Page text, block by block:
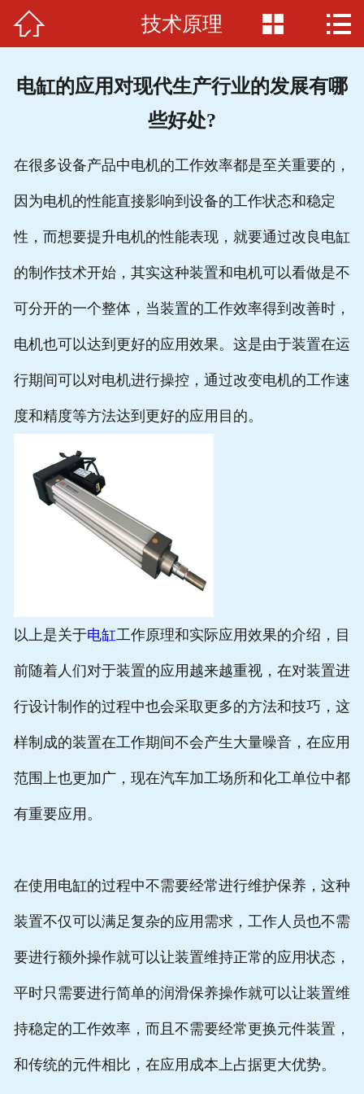
首页
招贤纳士
联系我们
 技术原理  
电缸的应用对现代生产行业的发展有哪
些好处?
在很多设备产品中电机的工作效率都是至关重要的，
因为电机的性能直接影响到设备的工作状态和稳定
性，而想要提升电机的性能表现，就要通过改良电缸
的制作技术开始，其实这种装置和电机可以看做是不
可分开的一个整体，当装置的工作效率得到改善时，
电机也可以达到更好的应用效果。这是由于装置在运
行期间可以对电机进行操控，通过改变电机的工作速
度和精度等方法达到更好的应用目的。
以上是关于电缸工作原理和实际应用效果的介绍，目
前随着人们对于装置的应用越来越重视，在对装置进
行设计制作的过程中也会采取更多的方法和技巧，这
样制成的装置在工作期间不会产生大量噪音，在应用
范围上也更加广，现在汽车加工场所和化工单位中都
有重要应用。
在使用电缸的过程中不需要经常进行维护保养，这种
装置不仅可以满足复杂的应用需求，工作人员也不需
要进行额外操作就可以让装置维持正常的应用状态，
平时只需要进行简单的润滑保养操作就可以让装置维
持稳定的工作效率，而且不需要经常更换元件装置，
和传统的元件相比，在应用成本上占据更大优势。